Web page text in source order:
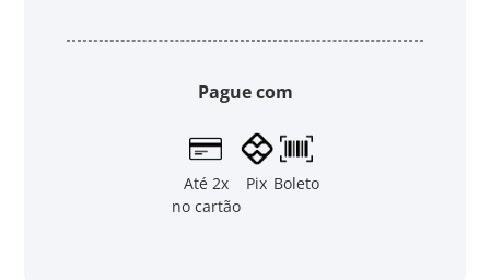
Pague com
Até 2x
no cartão
Pix Boleto